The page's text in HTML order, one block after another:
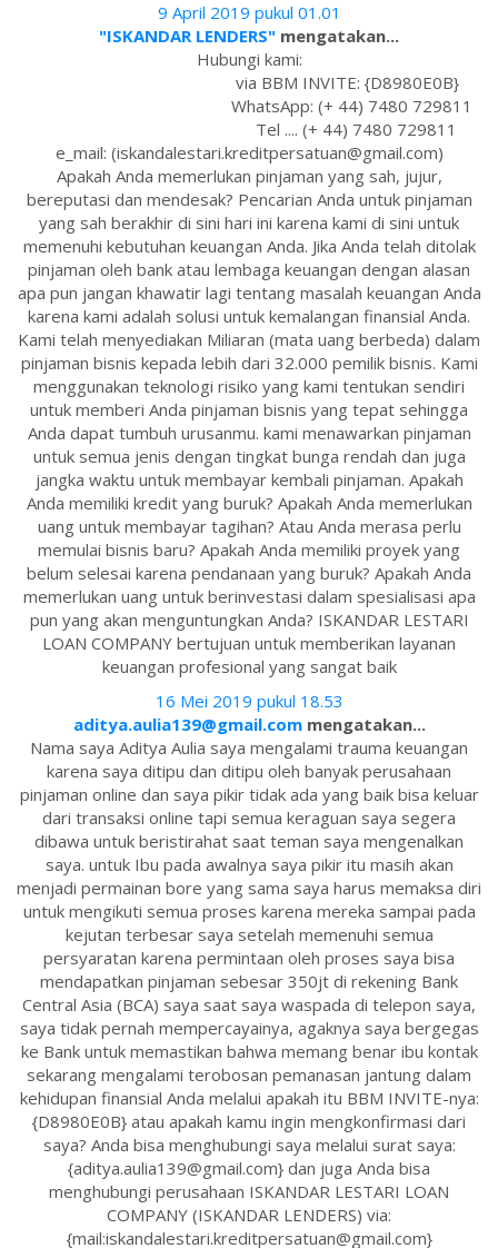
9 April 2019 pukul 01.01
"ISKANDAR LENDERS" mengatakan...
Hubungi kami:
via BBM INVITE: {D8980E0B}
WhatsApp: (+ 44) 7480 729811
Tel .... (+ 44) 7480 729811
e_mail: (iskandalestari.kreditpersatuan@gmail.com)
Apakah Anda memerlukan pinjaman yang sah, jujur,
bereputasi dan mendesak? Pencarian Anda untuk pinjaman
yang sah berakhir di sini hari ini karena kami di sini untuk
memenuhi kebutuhan keuangan Anda. Jika Anda telah ditolak
pinjaman oleh bank atau lembaga keuangan dengan alasan
apa pun jangan khawatir lagi tentang masalah keuangan Anda
karena kami adalah solusi untuk kemalangan finansial Anda.
Kami telah menyediakan Miliaran (mata uang berbeda) dalam
pinjaman bisnis kepada lebih dari 32.000 pemilik bisnis. Kami
menggunakan teknologi risiko yang kami tentukan sendiri
untuk memberi Anda pinjaman bisnis yang tepat sehingga
Anda dapat tumbuh urusanmu. kami menawarkan pinjaman
untuk semua jenis dengan tingkat bunga rendah dan juga
jangka waktu untuk membayar kembali pinjaman. Apakah
Anda memiliki kredit yang buruk? Apakah Anda memerlukan
uang untuk membayar tagihan? Atau Anda merasa perlu
memulai bisnis baru? Apakah Anda memiliki proyek yang
belum selesai karena pendanaan yang buruk? Apakah Anda
memerlukan uang untuk berinvestasi dalam spesialisasi apa
pun yang akan menguntungkan Anda? ISKANDAR LESTARI
LOAN COMPANY bertujuan untuk memberikan layanan
keuangan profesional yang sangat baik
16 Mei 2019 pukul 18.53
aditya.aulia139@gmail.commengatakan...
Nama saya Aditya Aulia saya mengalami trauma keuangan
karena saya ditipu dan ditipu oleh banyak perusahaan
pinjaman online dan saya pikir tidak ada yang baik bisa keluar
dari transaksi online tapi semua keraguan saya segera
dibawa untuk beristirahat saat teman saya mengenalkan
saya. untuk Ibu pada awalnya saya pikir itu masih akan
menjadi permainan bore yang sama saya harus memaksa diri
untuk mengikuti semua proses karena mereka sampai pada
kejutan terbesar saya setelah memenuhi semua
persyaratan karena permintaan oleh proses saya bisa
mendapatkan pinjaman sebesar 350jt di rekening Bank
Central Asia (BCA) saya saat saya waspada di telepon saya,
saya tidak pernah mempercayainya, agaknya saya bergegas
ke Bank untuk memastikan bahwa memang benar ibu kontak
sekarang mengalami terobosan pemanasan jantung dalam
kehidupan finansial Anda melalui apakah itu BBM INVITE-nya:
{D8980E0B} atau apakah kamu ingin mengkonfirmasi dari
saya? Anda bisa menghubungi saya melalui surat saya:
{aditya.aulia139@gmail.com} dan juga Anda bisa
menghubungi perusahaan ISKANDAR LESTARI LOAN
COMPANY (ISKANDAR LENDERS) via:
{mail:iskandalestari.kreditpersatuan@gmail.com}